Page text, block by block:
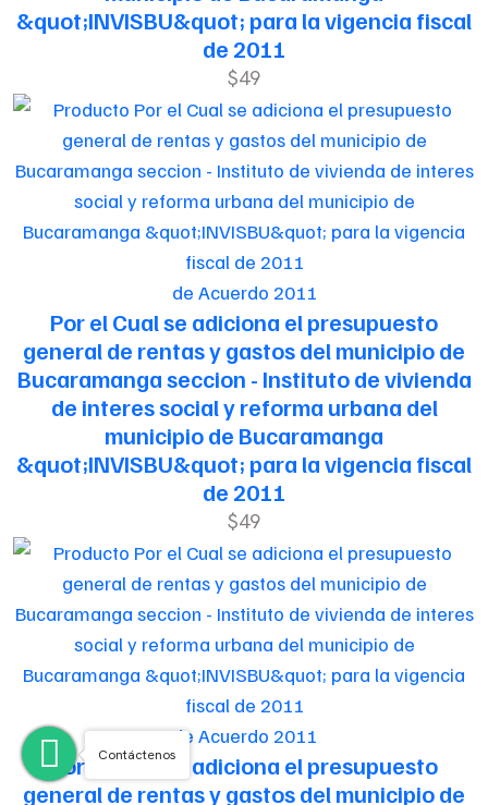
&quot;INVISBU&quot; para la vigencia fiscal
de 2011
$49
de Acuerdo 2011
Por el Cual se adiciona el presupuesto
general de rentas y gastos del municipio de
Bucaramanga seccion - Instituto de vivienda
de interes social y reforma urbana del
municipio de Bucaramanga
&quot;INVISBU&quot; para la vigencia fiscal
de 2011
$49
de Acuerdo 2011
Por el Cual se adiciona el presupuesto
general de rentas y gastos del municipio de
Contáctenos